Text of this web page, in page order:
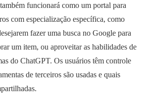
funcionará como um portal para
com especialização específica, como
fazer uma busca no Google para
um item, ou aproveitar as habilidades de
do ChatGPT. Os usuários têm controle
de terceiros são usadas e quais